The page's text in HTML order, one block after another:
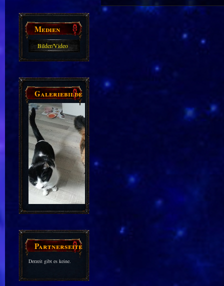
Medien
Bilder/Video
Galeriebilder
Partnerseiten
Derzeit gibt es keine.